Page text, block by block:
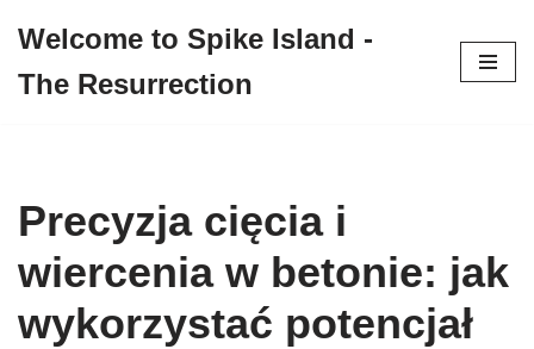
to
Welcome to Spike Island -
The Resurrection
Precyzja cięcia i
wiercenia w betonie: jak
wykorzystać potencjał